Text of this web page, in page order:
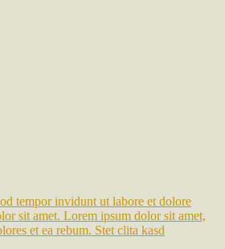
tempor invidunt ut labore et dolore
sit amet. Lorem ipsum dolor sit amet,
et ea rebum. Stet clita kasd